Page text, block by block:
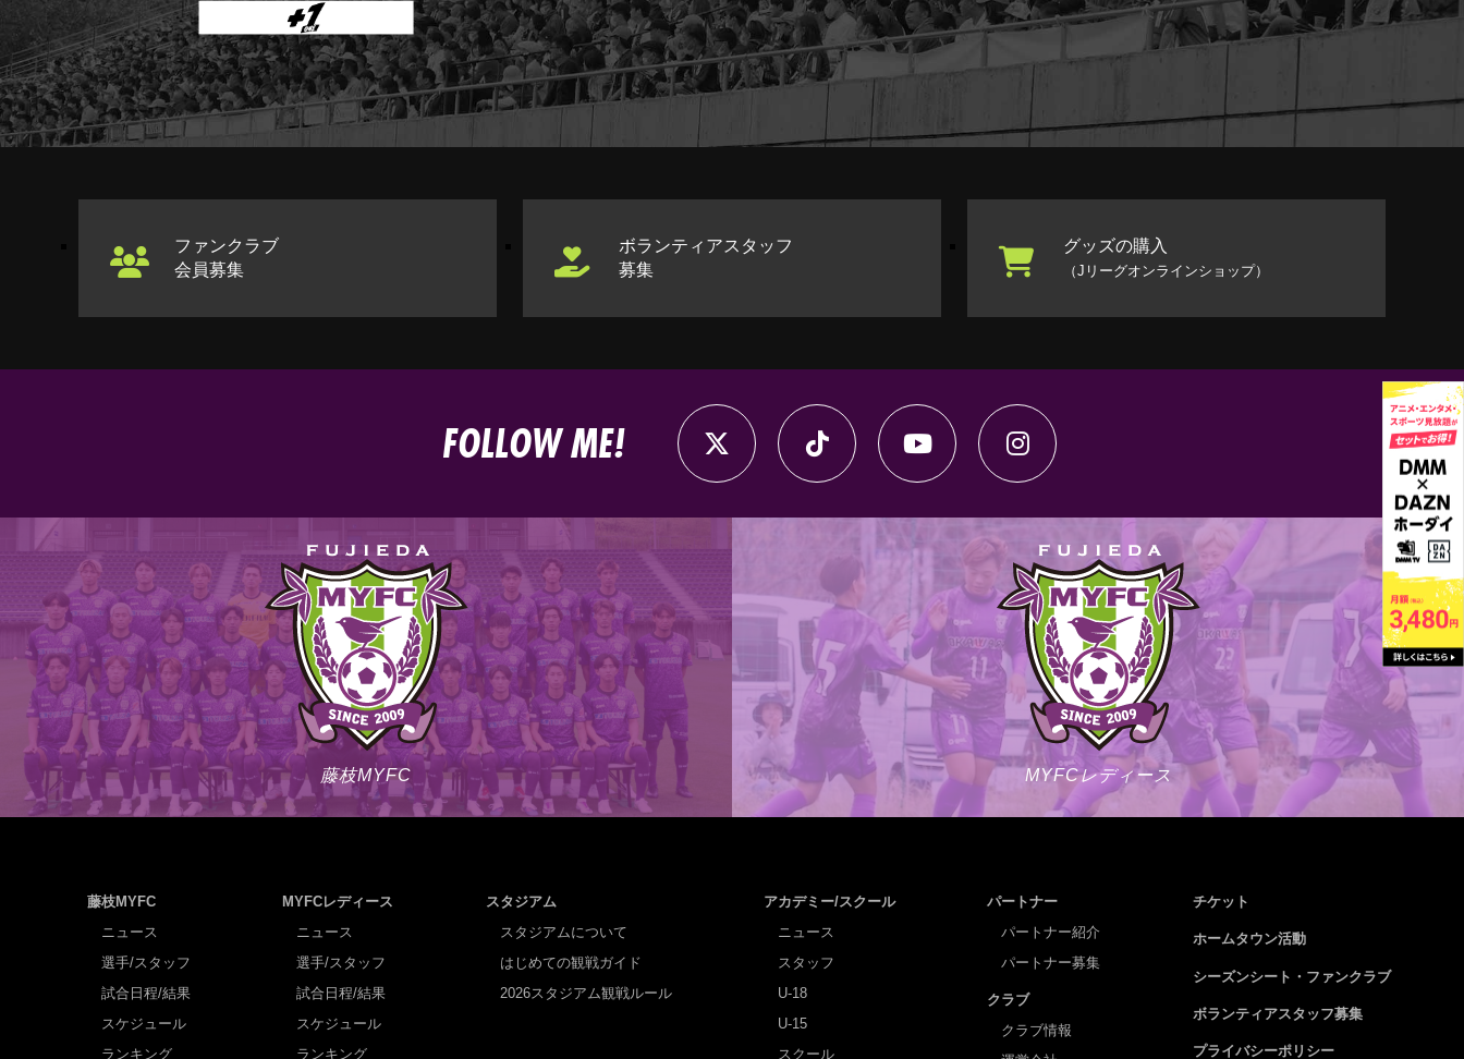
ファンクラブ
会員募集
ボランティアスタッフ
募集
グッズの購入
（Jリーグオンラインショップ）
FOLLOW ME!
藤枝MYFC MYFCレディース
藤枝MYFC
ニュース
選手/スタッフ
試合日程/結果
スケジュール
ランキング
MYFCレディース
ニュース
選手/スタッフ
試合日程/結果
スケジュール
ランキング
スタジアム
スタジアムについて
はじめての観戦ガイド
2026スタジアム観戦ルール
アカデミー/スクール
ニュース
スタッフ
U-18
U-15
スクール
パートナー
パートナー紹介
パートナー募集
クラブ
クラブ情報
チケット
ホームタウン活動
シーズンシート・ファンクラブ
ボランティアスタッフ募集
プライバシーポリシー